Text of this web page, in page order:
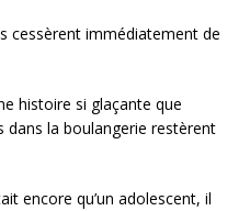
cessèrent immédiatement de
histoire si glaçante que
la boulangerie restèrent
encore qu’un adolescent, il